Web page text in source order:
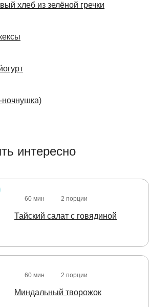
хлеб из зелёной гречки
интересно
60 мин 2 порции
Тайский салат с говядиной
60 мин 2 порции
Миндальный творожок